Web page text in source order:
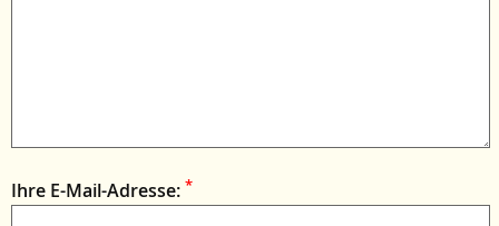
Ihre E-Mail-Adresse: *